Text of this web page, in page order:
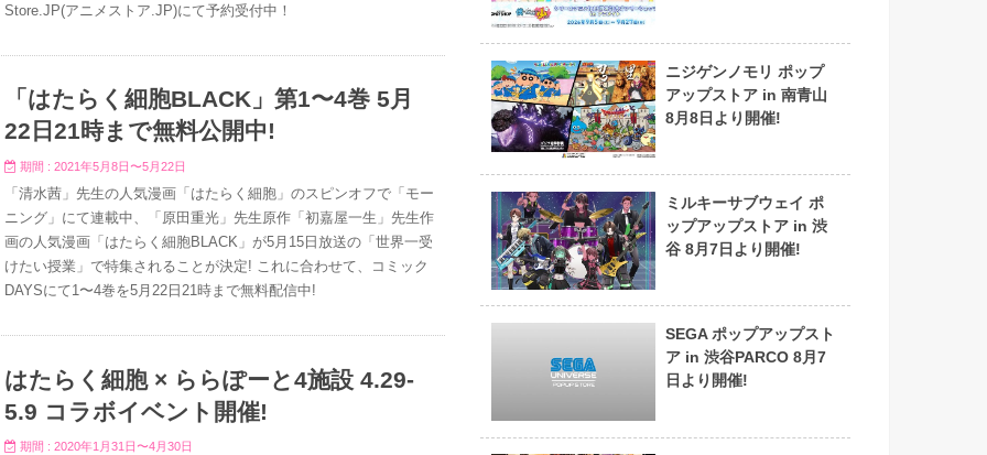
Store.JP(アニメストア.JP)にて予約受付中！
「はたらく細胞BLACK」第1〜4巻 5月
22日21時まで無料公開中!
期間 : 2021年5月8日〜5月22日
「清水茜」先生の人気漫画「はたらく細胞」のスピンオフで「モー
ニング」にて連載中、「原田重光」先生原作「初嘉屋一生」先生作
画の人気漫画「はたらく細胞BLACK」が5月15日放送の「世界一受
けたい授業」で特集されることが決定! これに合わせて、コミック
DAYSにて1〜4巻を5月22日21時まで無料配信中!
はたらく細胞 × ららぽーと4施設 4.29-
5.9 コラボイベント開催!
期間 : 2020年1月31日〜4月30日
ニジゲンノモリ ポップ
アップストア in 南青山
8月8日より開催!
ミルキーサブウェイ ポ
ップアップストア in 渋
谷 8月7日より開催!
SEGA ポップアップスト
ア in 渋谷PARCO 8月7
日より開催!